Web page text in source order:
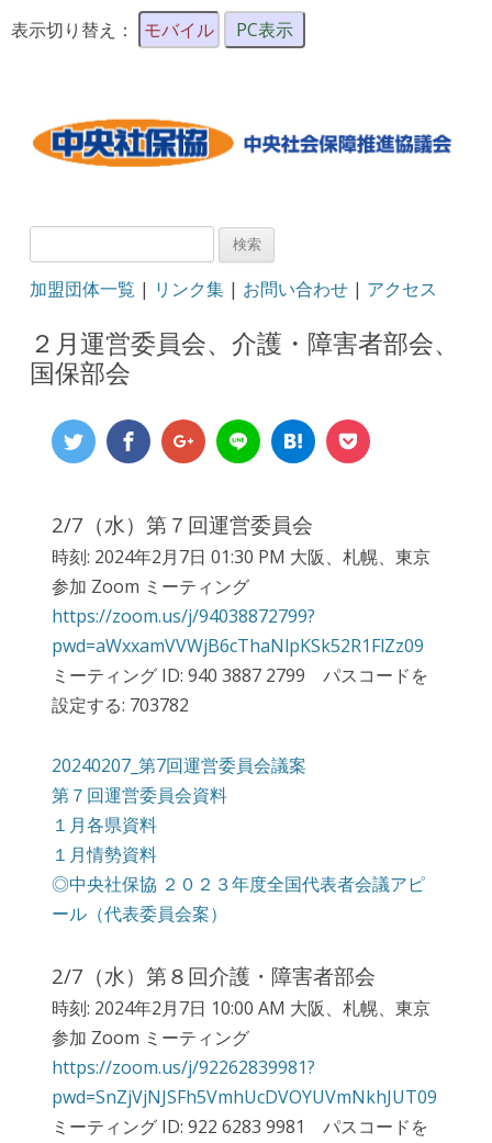
表示切り替え： モバイル PC表示
検
加盟団体一覧 | リンク集 | お問い合わせ | アクセス
２月運営委員会、介護・障害者部会、
国保部会
2/7（水）第７回運営委員会
時刻: 2024年2月7日 01:30 PM 大阪、札幌、東京
参加 Zoom ミーティング
https://zoom.us/j/94038872799?
pwd=aWxxamVVWjB6cThaNlpKSk52R1FlZz09
ミーティング ID: 940 3887 2799 パスコードを
設定する: 703782
20240207_第7回運営委員会議案
第７回運営委員会資料
１月各県資料
１月情勢資料
◎中央社保協 ２０２３年度全国代表者会議アピ
ール（代表委員会案）
2/7（水）第８回介護・障害者部会
時刻: 2024年2月7日 10:00 AM 大阪、札幌、東京
参加 Zoom ミーティング
https://zoom.us/j/92262839981?
pwd=SnZjVjNJSFh5VmhUcDVOYUVmNkhJUT09
ミーティング ID: 922 6283 9981 パスコードを